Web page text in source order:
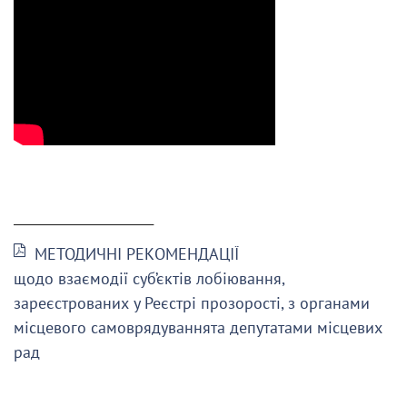
МЕТОДИЧНІ РЕКОМЕНДАЦІЇ
щодо взаємодії суб’єктів лобіювання,
зареєстрованих у Реєстрі прозорості, з органами
місцевого самоврядуваннята депутатами місцевих
рад